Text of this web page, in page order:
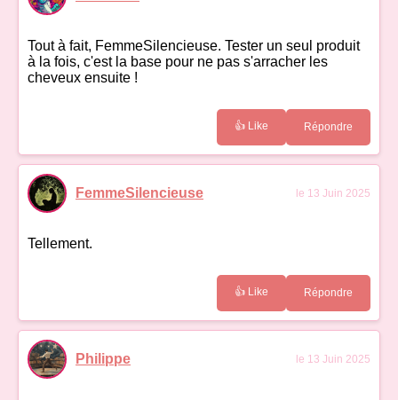
Tout à fait, FemmeSilencieuse. Tester un seul produit
à la fois, c'est la base pour ne pas s'arracher les
cheveux ensuite !
👍 Like Répondre
FemmeSilencieuse le 13 Juin 2025
Tellement.
👍 Like Répondre
Philippe le 13 Juin 2025